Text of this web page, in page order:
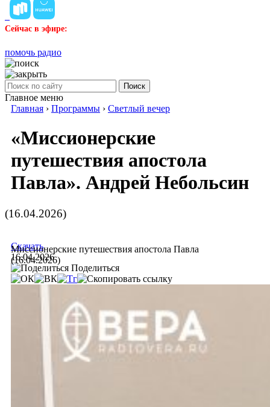
Сейчас в эфире:
помочь радио
Поиск
Главное меню
Главная › Программы › Светлый вечер
«Миссионерские
путешествия апостола
Павла». Андрей Небольсин
(16.04.2026)
Миссионерские путешествия апостола Павла
(16.04.2026)
Скачать
16.04.2026
Поделиться